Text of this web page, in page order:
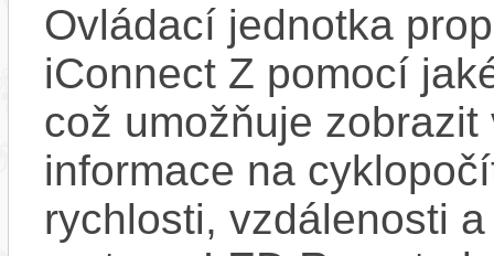
Ovládací jednotka
iConnect Z pomocí
což umožňuje
informace na
rychlosti, vzdálenosti